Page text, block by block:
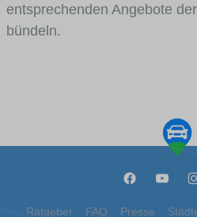
entsprechenden Angebote
bündeln.
Ratgeber FAQ Presse